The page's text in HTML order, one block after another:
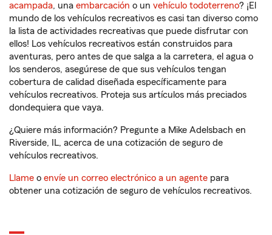
acampada, una embarcación o un vehículo todoterreno? ¡El
mundo de los vehículos recreativos es casi tan diverso como
la lista de actividades recreativas que puede disfrutar con
ellos! Los vehículos recreativos están construidos para
aventuras, pero antes de que salga a la carretera, el agua o
los senderos, asegúrese de que sus vehículos tengan
cobertura de calidad diseñada específicamente para
vehículos recreativos. Proteja sus artículos más preciados
dondequiera que vaya.
¿Quiere más información? Pregunte a Mike Adelsbach en
Riverside, IL, acerca de una cotización de seguro de
vehículos recreativos.
Llame o envíe un correo electrónico a un agente para
obtener una cotización de seguro de vehículos recreativos.